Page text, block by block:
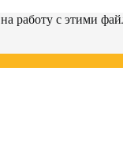
на работу с этими